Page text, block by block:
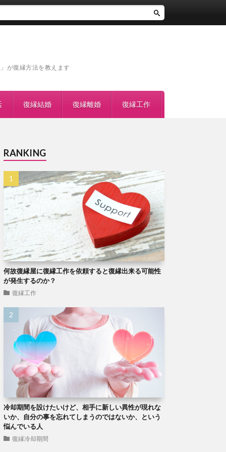
が復縁方法を教えます
復縁結婚 復縁離婚 復縁工作
RANKING
何故復縁屋に復縁工作を依頼すると復縁出来る可能性
が発生するのか？
復縁工作
冷却期間を設けたいけど、相手に新しい異性が現れな
いか、自分の事を忘れてしまうのではないか、という
悩んでいる人
復縁冷却期間